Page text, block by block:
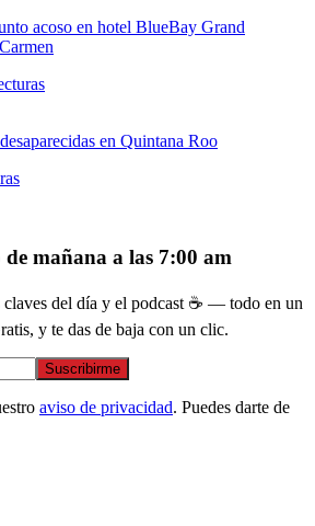
acoso en hotel BlueBay Grand
en Quintana Roo
de mañana a las 7:00 am
claves del día y el podcast ☕ — todo en un
y te das de baja con un clic.
Suscribirme
aviso de privacidad. Puedes darte de